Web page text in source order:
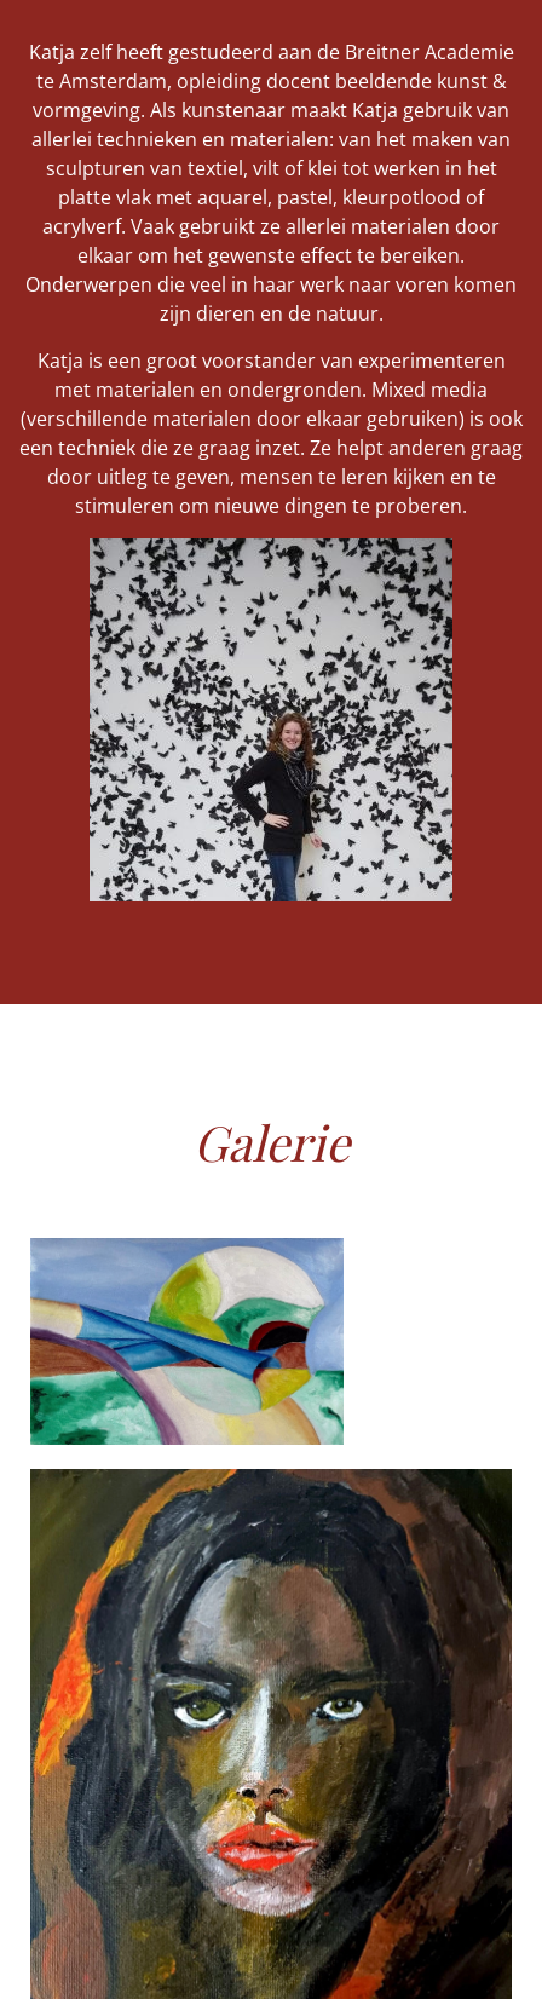
Katja zelf heeft gestudeerd aan de Breitner Academie
te Amsterdam, opleiding docent beeldende kunst &
vormgeving. Als kunstenaar maakt Katja gebruik van
allerlei technieken en materialen: van het maken van
sculpturen van textiel, vilt of klei tot werken in het
platte vlak met aquarel, pastel, kleurpotlood of
acrylverf. Vaak gebruikt ze allerlei materialen door
elkaar om het gewenste effect te bereiken.
Onderwerpen die veel in haar werk naar voren komen
zijn dieren en de natuur.
Katja is een groot voorstander van experimenteren
met materialen en ondergronden. Mixed media
(verschillende materialen door elkaar gebruiken) is ook
een techniek die ze graag inzet. Ze helpt anderen graag
door uitleg te geven, mensen te leren kijken en te
stimuleren om nieuwe dingen te proberen.
Galerie